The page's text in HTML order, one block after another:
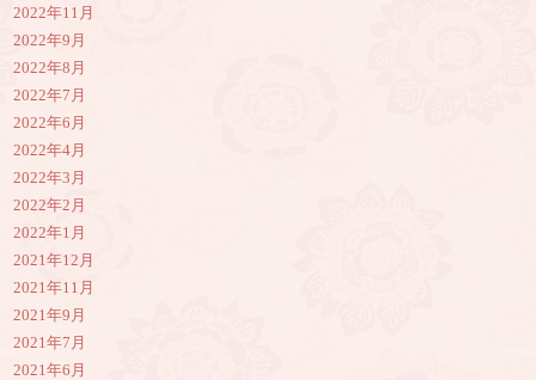
2022年11月
2022年9月
2022年8月
2022年7月
2022年6月
2022年4月
2022年3月
2022年2月
2022年1月
2021年12月
2021年11月
2021年9月
2021年7月
2021年6月